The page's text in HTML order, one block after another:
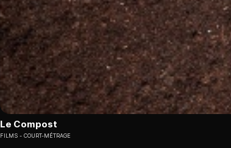
Le Compost
FILMS COURT-MÉTRAGE